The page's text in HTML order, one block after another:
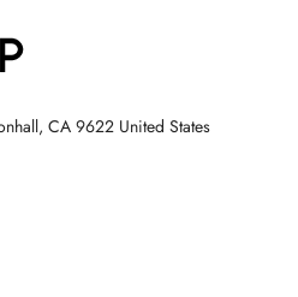
CA 9622 United States